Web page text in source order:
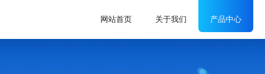
网站首页 关于我们 产品中心